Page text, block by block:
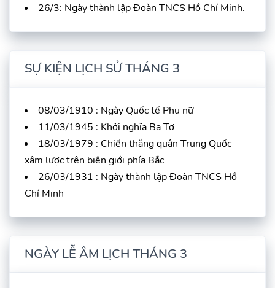
26/3: Ngày thành lập Đoàn TNCS Hồ Chí Minh.
SỰ KIỆN LỊCH SỬ THÁNG 3
08/03/1910 : Ngày Quốc tế Phụ nữ
11/03/1945 : Khởi nghĩa Ba Tơ
18/03/1979 : Chiến thắng quân Trung Quốc
xâm lược trên biên giới phía Bắc
26/03/1931 : Ngày thành lập Đoàn TNCS Hồ
Chí Minh
NGÀY LỄ ÂM LỊCH THÁNG 3